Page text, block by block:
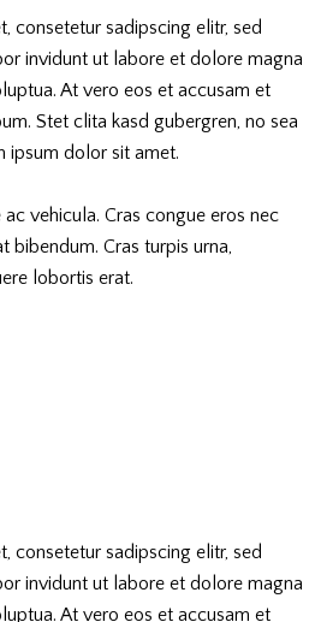
consetetur sadipscing elitr, sed
invidunt ut labore et dolore magna
At vero eos et accusam et
Stet clita kasd gubergren, no sea
ipsum dolor sit amet.
vehicula. Cras congue eros nec
bibendum. Cras turpis urna,
lobortis erat.
consetetur sadipscing elitr, sed
invidunt ut labore et dolore magna
At vero eos et accusam et